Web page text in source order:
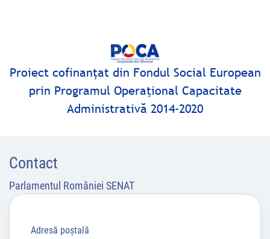
Proiect cofinanţat din Fondul Social European
prin Programul Operaţional Capacitate
Administrativă 2014-2020
Contact
Parlamentul României SENAT
Adresă poştală